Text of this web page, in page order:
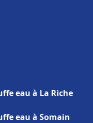
eau à La Riche
eau à Somain